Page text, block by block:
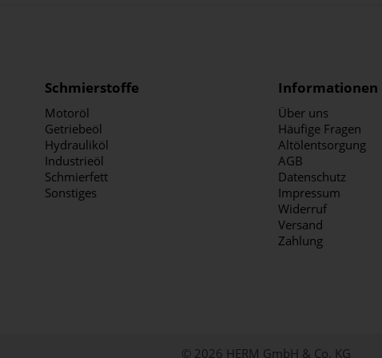
Schmierstoffe
Motoröl
Getriebeöl
Hydrauliköl
Industrieöl
Schmierfett
Sonstiges
Informationen
Über uns
Häufige Fragen
Altölentsorgung
AGB
Datenschutz
Impressum
Widerruf
Versand
Zahlung
© 2026 HERM GmbH & Co. KG